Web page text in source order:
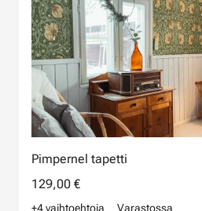
Pimpernel tapetti
129,00 €
+4 vaihtoehtoja Varastossa